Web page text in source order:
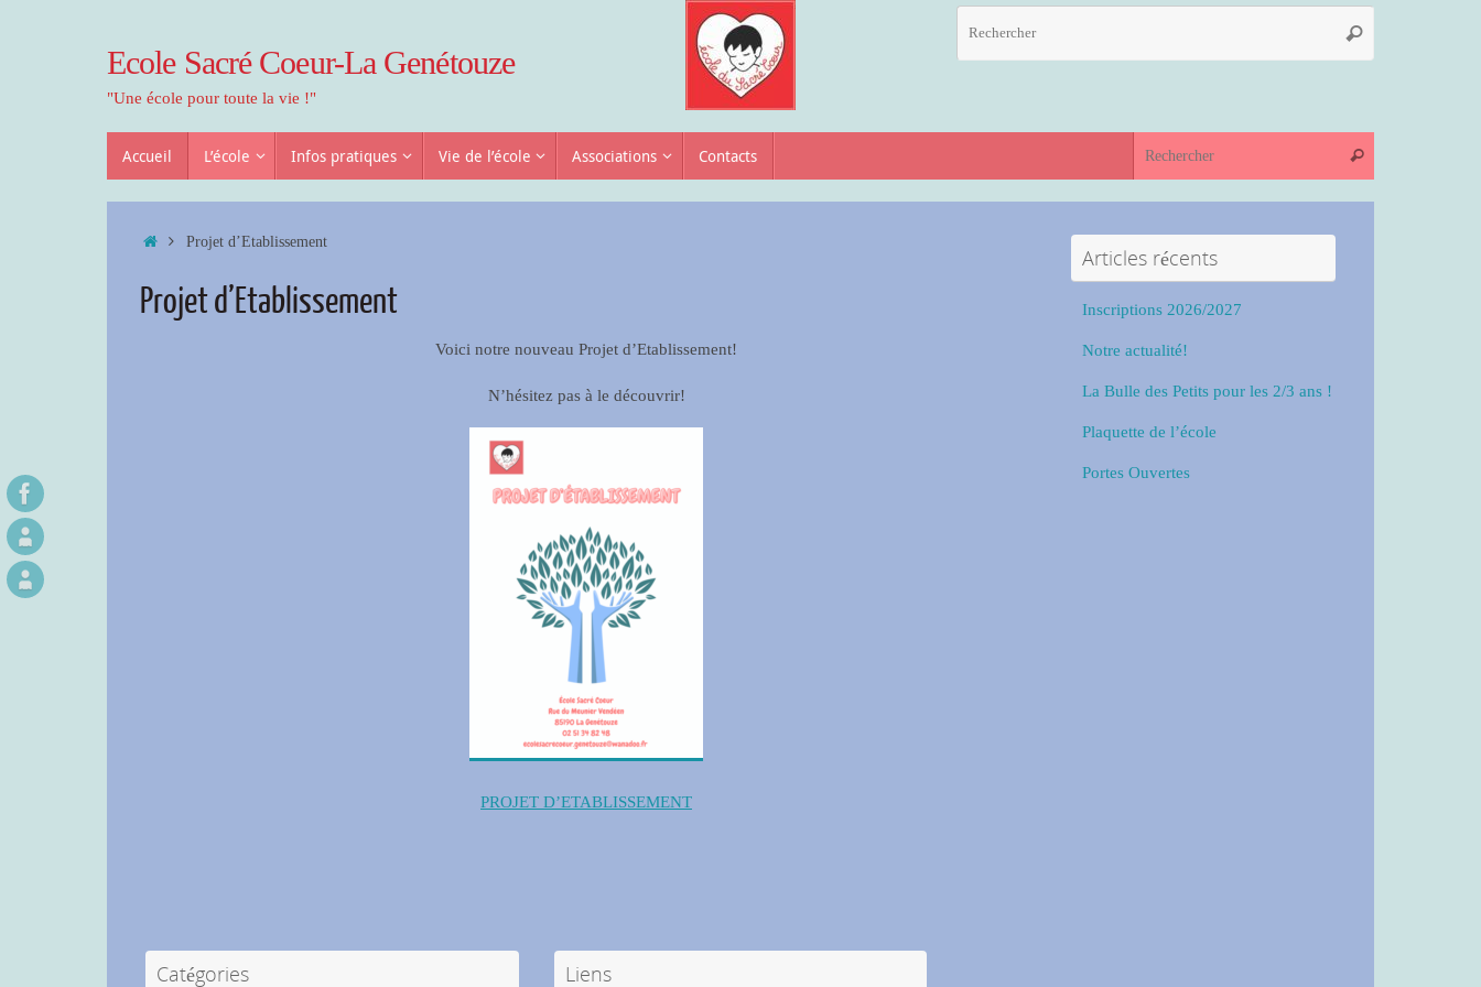
Ecole Sacré Coeur-La Genétouze
"Une école pour toute la vie !"
Rechercher
Accueil L’école Infos pratiques Vie de l’école Associations Contacts Rechercher
AccueilProjet d’Etablissement
Projet d’Etablissement
Voici notre nouveau Projet d’Etablissement!
N’hésitez pas à le découvrir!
PROJET D’ETABLISSEMENT
Articles récents
Inscriptions 2026/2027
Notre actualité!
La Bulle des Petits pour les 2/3 ans !
Plaquette de l’école
Portes Ouvertes
Catégories Liens